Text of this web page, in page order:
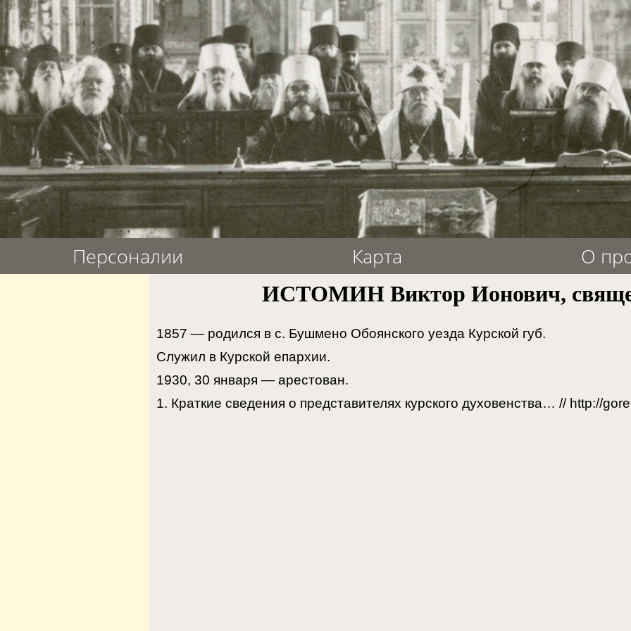
Персоналии Карта О
ИСТОМИН Виктор Ионович,
1857 — родился в с. Бушмено Обоянского уезда Курской губ.
Служил в Курской епархии.
1930, 30 января — арестован.
1. Краткие сведения о представителях курского духовенства… // http://